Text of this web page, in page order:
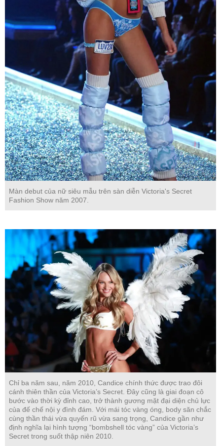
Màn debut của nữ siêu mẫu trên sàn diễn Victoria's Secret
Fashion Show năm 2007.
Chỉ ba năm sau, năm 2010, Candice chính thức được trao đôi
cánh thiên thần của Victoria’s Secret. Đây cũng là giai đoạn cô
bước vào thời kỳ đỉnh cao, trở thành gương mặt đại diện chủ lực
của đế chế nội y đình đám. Với mái tóc vàng óng, body săn chắc
cùng thần thái vừa quyến rũ vừa sang trọng, Candice gần như
định nghĩa lại hình tượng “bombshell tóc vàng” của Victoria’s
Secret trong suốt thập niên 2010.